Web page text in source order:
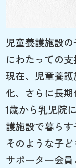
児童養護施設
にわたっての支
現在、児童養
化、さらに長期
1歳から乳児院
護施設で暮らす
そのような子
サポーター会